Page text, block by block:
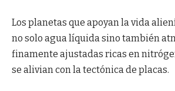
Los planetas que apoyan la vida
no solo agua líquida sino también
finamente ajustadas ricas en
se alivian con la tectónica de placas.